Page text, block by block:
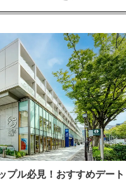
プル必見！おすすめデート